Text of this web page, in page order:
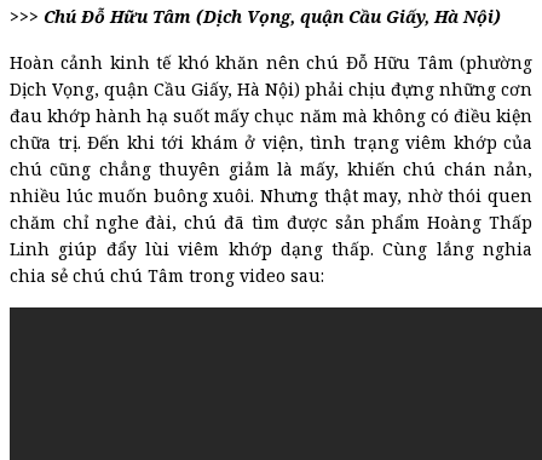
>>> Chú Đỗ Hữu Tâm (Dịch Vọng, quận Cầu Giấy, Hà Nội)
Hoàn cảnh kinh tế khó khăn nên chú Đỗ Hữu Tâm (phường
Dịch Vọng, quận Cầu Giấy, Hà Nội) phải chịu đựng những cơn
đau khớp hành hạ suốt mấy chục năm mà không có điều kiện
chữa trị. Đến khi tới khám ở viện, tình trạng viêm khớp của
chú cũng chẳng thuyên giảm là mấy, khiến chú chán nản,
nhiều lúc muốn buông xuôi. Nhưng thật may, nhờ thói quen
chăm chỉ nghe đài, chú đã tìm được sản phẩm Hoàng Thấp
Linh giúp đẩy lùi viêm khớp dạng thấp. Cùng lắng nghia
chia sẻ chú chú Tâm trong video sau: